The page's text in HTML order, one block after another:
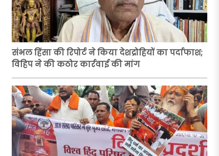
संभल हिंसा की रिपोर्ट ने किया देशद्रोहियों का पर्दाफाश;
विहिप ने की कठोर कार्रवाई की मांग